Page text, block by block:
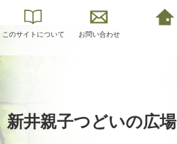
このサイトについて お問い合わせ
新井親子つどいの広場